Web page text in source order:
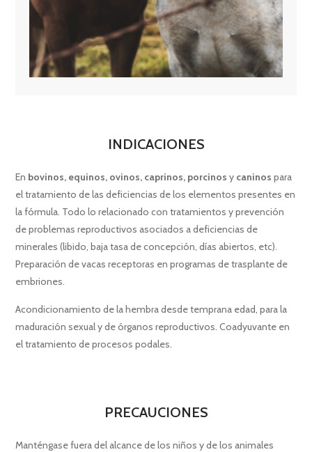
INDICACIONES
En bovinos, equinos, ovinos, caprinos, porcinosy caninos para
el tratamiento de las deficiencias de los elementos presentes en
la fórmula. Todo lo relacionado con tratamientos y prevención
de problemas reproductivos asociados a deficiencias de
minerales (libido, baja tasa de concepción, días abiertos, etc).
Preparación de vacas receptoras en programas de trasplante de
embriones.
Acondicionamiento de la hembra desde temprana edad, para la
maduración sexual y de órganos reproductivos. Coadyuvante en
el tratamiento de procesos podales.
PRECAUCIONES
Manténgase fuera del alcance de los niños y de los animales